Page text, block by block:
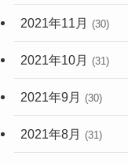
2021年11月 (30)
2021年10月 (31)
2021年9月 (30)
2021年8月 (31)